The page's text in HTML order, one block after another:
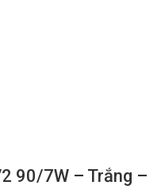
90/7W – Trắng –